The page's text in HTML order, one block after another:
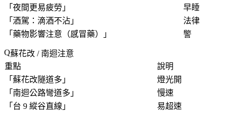
「 夜間更易疲勞 」
早睡
「 酒駕：滴酒不沾 」
法律
「 藥物影響注意（感冒藥） 」 警
蘇花改 / 南迴注意
重點
說明
「 蘇花改隧道多 」
燈光開
「 南迴公路彎道多 」
慢速
「 台 9 縱谷直線 」
易超速